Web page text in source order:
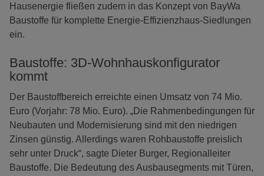
Hausenergie fließen zudem in das Konzept von BayWa
Baustoffe für komplette Energie-Effizienzhaus-Siedlungen
ein.
Baustoffe: 3D-Wohnhauskonfigurator
kommt
Der Baustoffbereich erreichte einen Umsatz von 74 Mio.
Euro (Vorjahr: 78 Mio. Euro). „Die Rahmenbedingungen für
Neubauten und Modernisierung sind mit den niedrigen
Zinsen günstig. Allerdings waren Rohbaustoffe preislich
sehr unter Druck“, sagte Dieter Burger, Regionalleiter
Baustoffe. Die Bedeutung des Ausbausegments mit Türen,